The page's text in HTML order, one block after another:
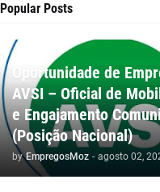
Popular Posts
Oportunidade de
AVSI – Oficial de
e Engajamento
(Posição Nacional)
by EmpregosMoz - agosto 02,